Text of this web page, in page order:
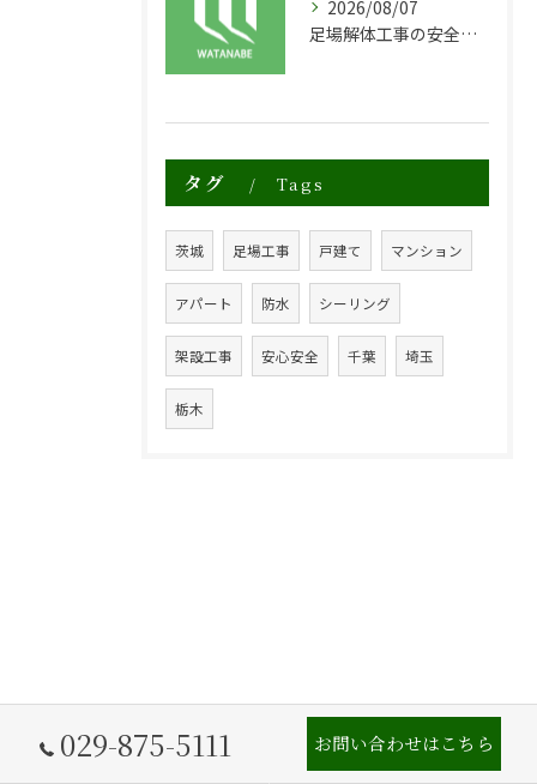
2026/08/07
足場解体工事の安全性と効率化のポイント
タグ Tags
茨城 足場工事 戸建て マンション
アパート 防水 シーリング
架設工事 安心安全 千葉 埼玉
栃木
029-875-5111 お問い合わせはこちら